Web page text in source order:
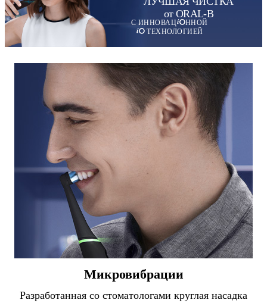
от ORAL-B
С ИННОВАЦ
ННОЙ
ТЕХНОЛОГИЕЙ
Микровибрации
Разработанная со стоматологами круглая насадка